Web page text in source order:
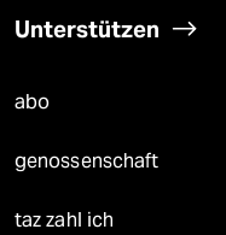
Unterstützen
abo
genossenschaft
taz zahl ich